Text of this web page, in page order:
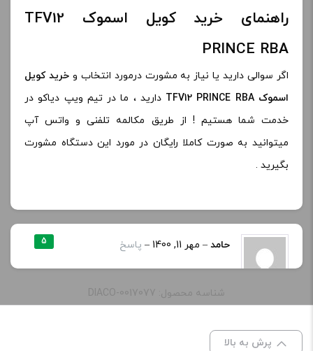
راهنمای خرید کویل اسموک TFV12
PRINCE RBA
اگر سوالی دارید یا نیاز به مشورت درمورد انتخاب وخرید کویل
اسموک TFV12 PRINCE RBA
دارید ، ما در تیم ویپ دیاکو در
خدمت شما هستیم ! از طریق مکالمه تلفنی و واتس آپ
میتوانید به صورت کاملا رایگان در مورد این دستگاه مشورت
بگیرید .
5 حامد – مهر 11, 1400 – پاسخ
اتومایزر cerberus میخوره یاخیر ممنون میشم
شناسه محصول: DIACO-0017077
پرش به بالا